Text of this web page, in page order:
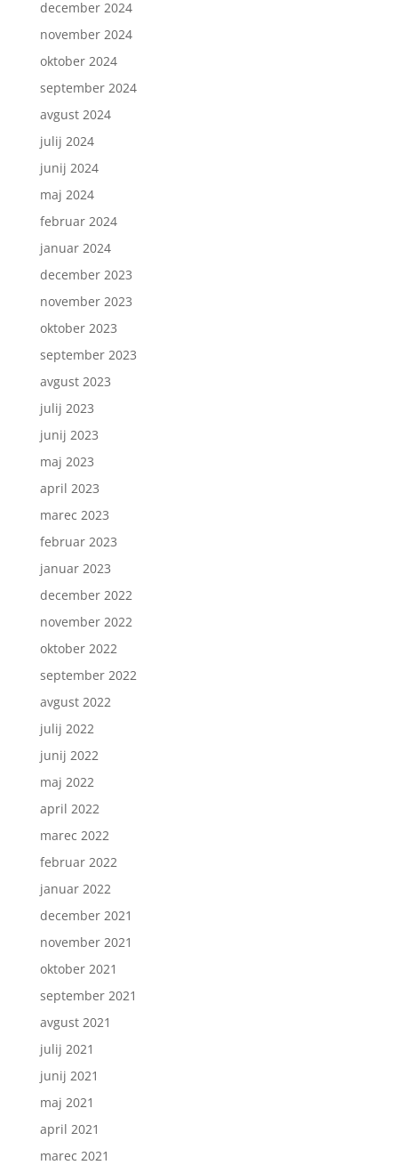
december 2024
november 2024
oktober 2024
september 2024
avgust 2024
julij 2024
junij 2024
maj 2024
februar 2024
januar 2024
december 2023
november 2023
oktober 2023
september 2023
avgust 2023
julij 2023
junij 2023
maj 2023
april 2023
marec 2023
februar 2023
januar 2023
december 2022
november 2022
oktober 2022
september 2022
avgust 2022
julij 2022
junij 2022
maj 2022
april 2022
marec 2022
februar 2022
januar 2022
december 2021
november 2021
oktober 2021
september 2021
avgust 2021
julij 2021
junij 2021
maj 2021
april 2021
marec 2021